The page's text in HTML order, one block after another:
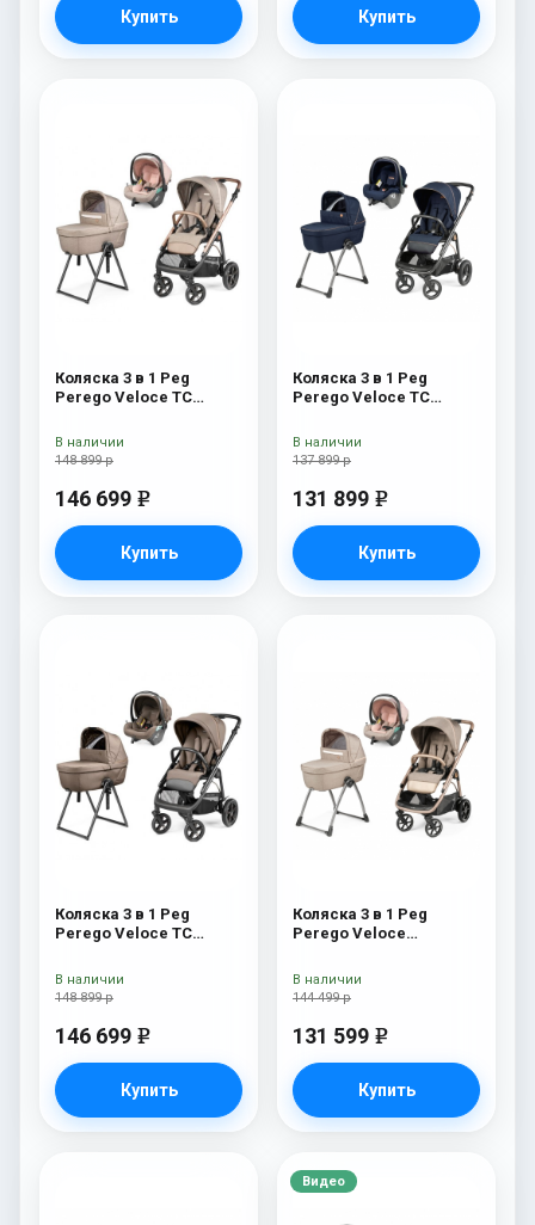
Купить Купить
Коляска 3 в 1 Peg
Perego Veloce TC
Amour New
148 899 р
146 699 e
Купить
В наличии
Коляска 3 в 1 Peg
Perego Veloce TC
Shine
137 899 р
131 899 e
Купить
В наличии
Коляска 3 в 1 Peg
Perego Veloce TC
Bark New
148 899 р
146 699 e
Купить
В наличии
Коляска 3 в 1 Peg
Perego Veloce
Amour
144 499 р
131 599 e
Купить
В наличии
Видео